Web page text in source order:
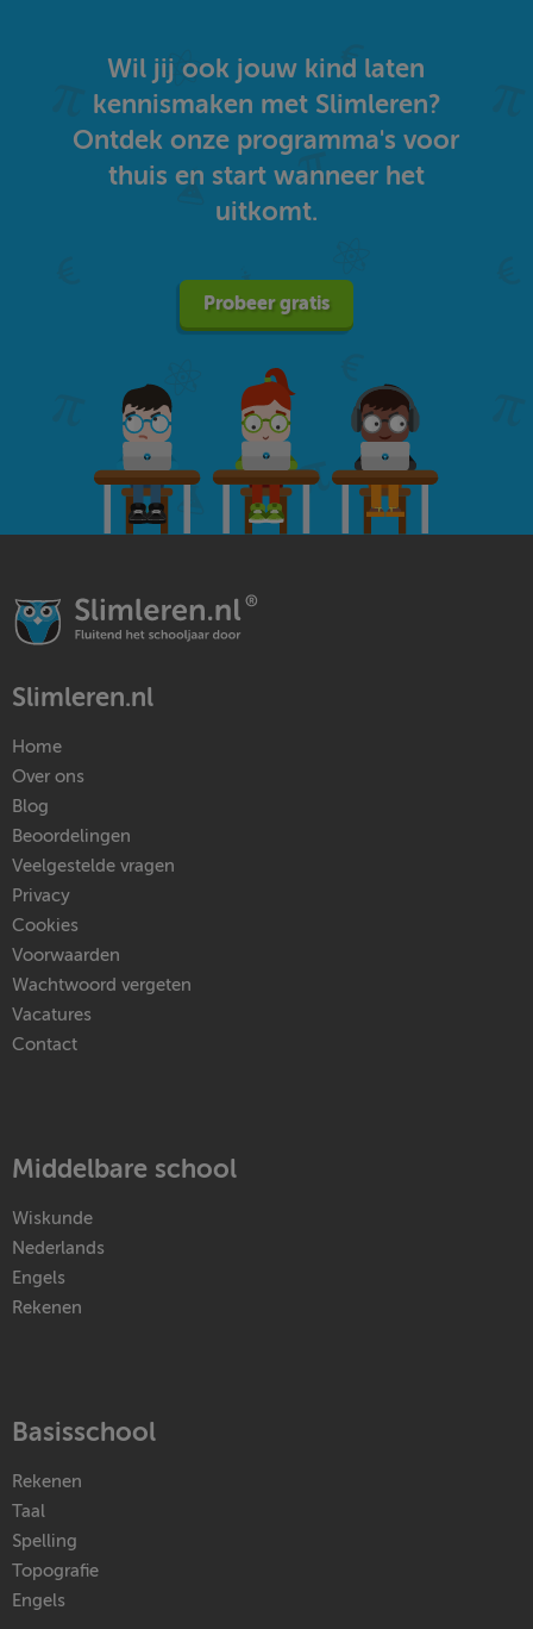
Wil jij ook jouw kind laten
kennismaken met Slimleren?
Ontdek onze programma's voor
thuis en start wanneer het
uitkomt.
Probeer gratis
Slimleren.nl
Home
Over ons
Blog
Beoordelingen
Veelgestelde vragen
Privacy
Cookies
Voorwaarden
Wachtwoord vergeten
Vacatures
Contact
Middelbare school
Wiskunde
Nederlands
Engels
Rekenen
Basisschool
Rekenen
Taal
Spelling
Topografie
Engels